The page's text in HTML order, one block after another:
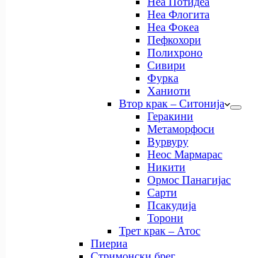
Неа Флогита
Неа Фокеа
Пефкохори
Полихроно
Сивири
Фурка
Ханиоти
Втор крак – Ситонија
Геракини
Метаморфоси
Вурвуру
Неос Мармарас
Никити
Ормос Панагијас
Сарти
Псакудија
Торони
Трет крак – Атос
Пиериа